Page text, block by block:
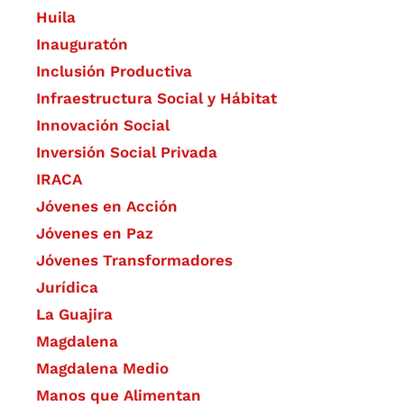
Huila
Inauguratón
Inclusión Productiva
Infraestructura Social y Hábitat
​Innovación Social
Inversión Social Privada
IRACA
Jóvenes en Acción
Jóvenes en Paz
Jóvenes Transformadores
Jurídica
La Guajira
Magdalena
Magdalena Medio
Manos que Alimentan